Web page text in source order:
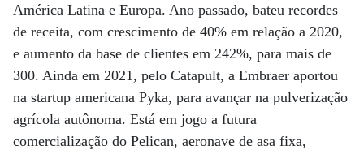
América Latina e Europa. Ano passado, bateu recordes
de receita, com crescimento de 40% em relação a 2020,
e aumento da base de clientes em 242%, para mais de
300. Ainda em 2021, pelo Catapult, a Embraer aportou
na startup americana Pyka, para avançar na pulverização
agrícola autônoma. Está em jogo a futura
comercialização do Pelican, aeronave de asa fixa,